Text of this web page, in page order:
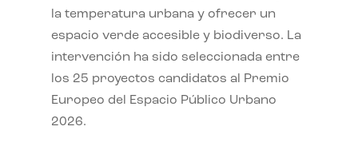
la temperatura urbana y ofrecer un
espacio verde accesible y biodiverso. La
intervención ha sido seleccionada entre
los 25 proyectos candidatos al Premio
Europeo del Espacio Público Urbano
2026.